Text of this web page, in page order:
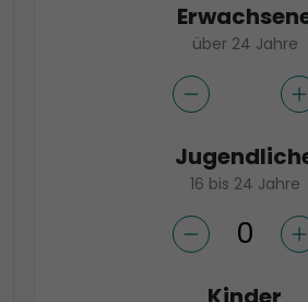
über 24 Jahre
16 bis 24 Jahre